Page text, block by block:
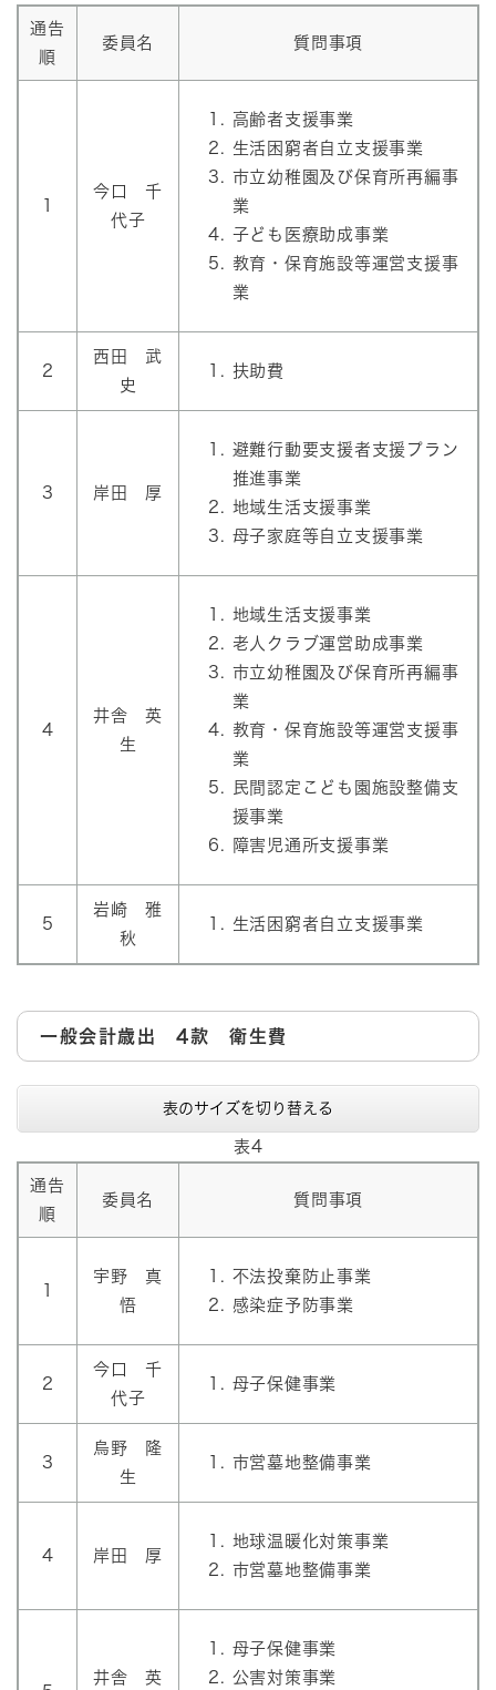
通告
順
委員名 質問事項
今口 千
代子
高齢者支援事業
生活困窮者自立支援事業
市立幼稚園及び保育所再編事
業
子ども医療助成事業
教育・保育施設等運営支援事
業
2
西田 武
史
扶助費
3 岸田 厚
避難行動要支援者支援プラン
推進事業
地域生活支援事業
母子家庭等自立支援事業
4
井舎 英
生
地域生活支援事業
老人クラブ運営助成事業
市立幼稚園及び保育所再編事
業
教育・保育施設等運営支援事
業
民間認定こども園施設整備支
援事業
障害児通所支援事業
5
岩崎 雅
秋
生活困窮者自立支援事業
一般会計歳出 4款 衛生費
表のサイズを切り替える
表4
通告
順
委員名 質問事項
宇野 真
悟
不法投棄防止事業
感染症予防事業
2
今口 千
代子
母子保健事業
3
烏野 隆
生
市営墓地整備事業
4 岸田 厚
地球温暖化対策事業
市営墓地整備事業
井舎 英
母子保健事業
公害対策事業